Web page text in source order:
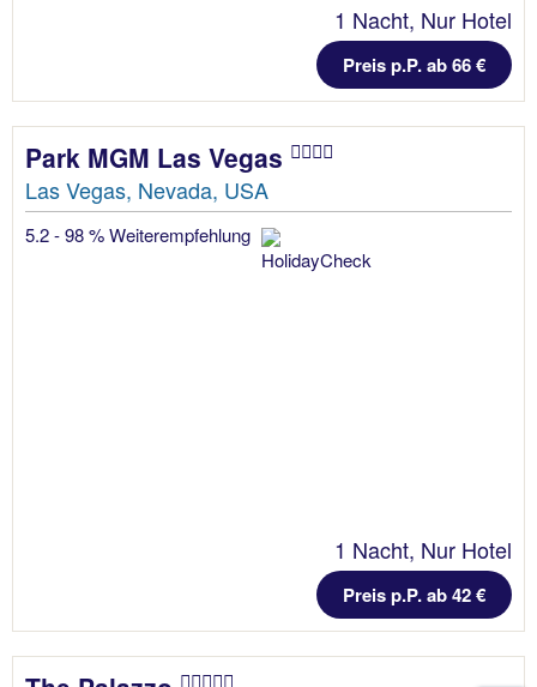
1 Nacht, Nur Hotel
Preis p.P. ab 66 €
Park MGM Las Vegas
Las Vegas, Nevada, USA
5.2 - 98 % Weiterempfehlung
1 Nacht, Nur Hotel
Preis p.P. ab 42 €